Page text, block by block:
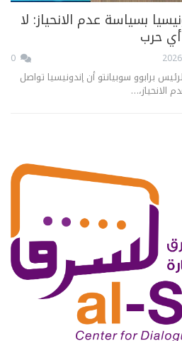
بسياسة عدم الانحياز: لا
أي حرب
برابوو سوبيانتو أن إندونيسيا تواصل
الانحياز،…